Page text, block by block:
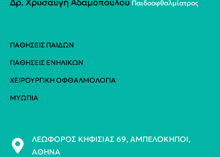
Παιδοoφθαλμίατρος
ΠΑΘΉΣΕΙΣ ΠΑΊΔΩΝ
ΠΑΘΉΣΕΙΣ ΕΝΗΛΊΚΩΝ
ΧΕΙΡΟΥΡΓΙΚΉ ΟΦΘΑΛΜΟΛΟΓΊΑ
ΜΥΩΠΊΑ
ΛΕΩΦΌΡΟΣ ΚΗΦΙΣΊΑΣ 69, ΑΜΠΕΛΌΚΗΠΟΙ,
ΑΘΉΝΑ